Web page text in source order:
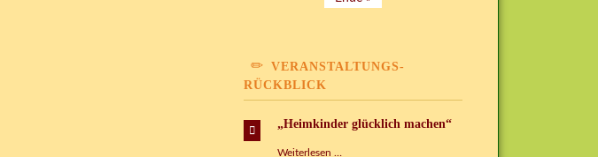
VERANSTALTUNGS-
RÜCKBLICK
„Heimkinder glücklich machen“
Weiterlesen …